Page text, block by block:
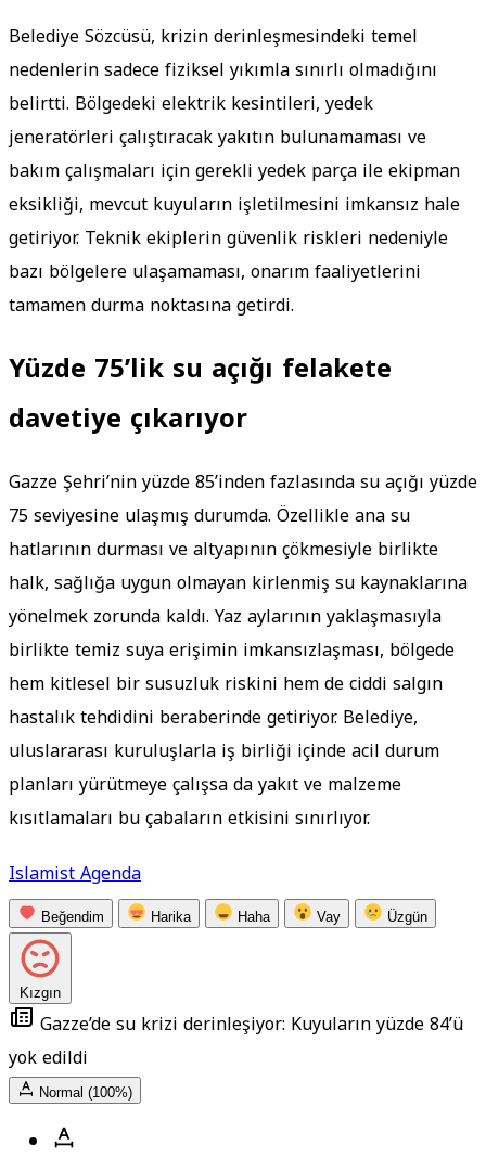
Belediye Sözcüsü, krizin derinleşmesindeki temel
nedenlerin sadece fiziksel yıkımla sınırlı olmadığını
belirtti. Bölgedeki elektrik kesintileri, yedek
jeneratörleri çalıştıracak yakıtın bulunamaması ve
bakım çalışmaları için gerekli yedek parça ile ekipman
eksikliği, mevcut kuyuların işletilmesini imkansız hale
getiriyor. Teknik ekiplerin güvenlik riskleri nedeniyle
bazı bölgelere ulaşamaması, onarım faaliyetlerini
tamamen durma noktasına getirdi.
Yüzde 75’lik su açığı felakete
davetiye çıkarıyor
Gazze Şehri’nin yüzde 85’inden fazlasında su açığı yüzde
75 seviyesine ulaşmış durumda. Özellikle ana su
hatlarının durması ve altyapının çökmesiyle birlikte
halk, sağlığa uygun olmayan kirlenmiş su kaynaklarına
yönelmek zorunda kaldı. Yaz aylarının yaklaşmasıyla
birlikte temiz suya erişimin imkansızlaşması, bölgede
hem kitlesel bir susuzluk riskini hem de ciddi salgın
hastalık tehdidini beraberinde getiriyor. Belediye,
uluslararası kuruluşlarla iş birliği içinde acil durum
planları yürütmeye çalışsa da yakıt ve malzeme
kısıtlamaları bu çabaların etkisini sınırlıyor.
Islamist Agenda
Beğendim Harika Haha Vay Üzgün
Kızgın
Gazze’de su krizi derinleşiyor: Kuyuların yüzde 84’ü
yok edildi
Normal (100%)